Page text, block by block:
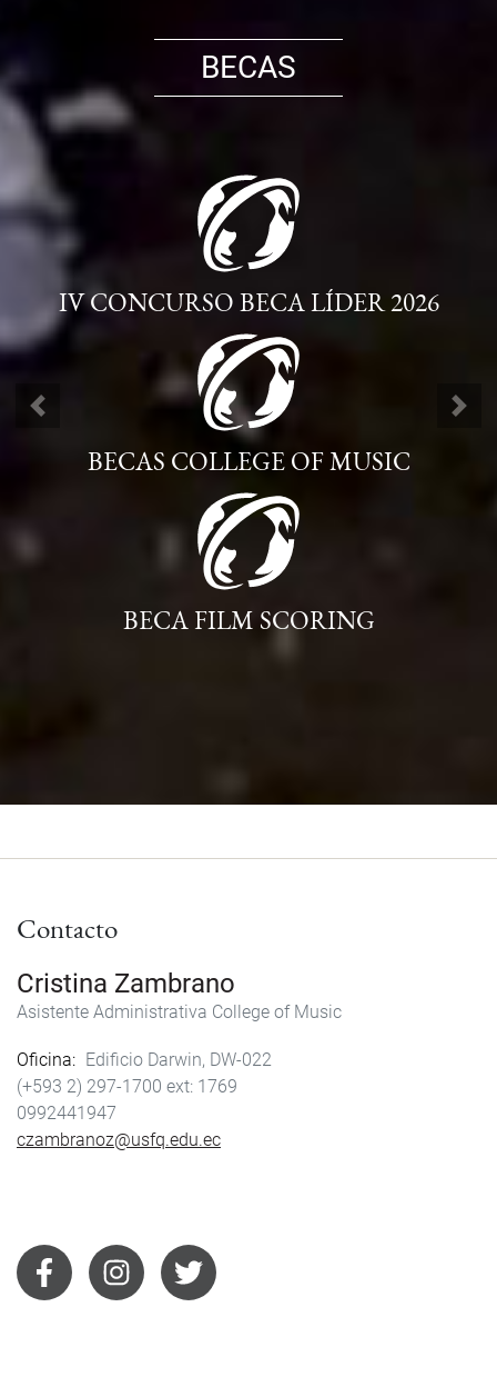
BECAS
IV CONCURSO BECA LÍDER 2026
BECAS COLLEGE OF MUSIC
BECA FILM SCORING
ANTERIOR
Contacto
Cristina Zambrano
Asistente Administrativa College of Music
Oficina
Edificio Darwin, DW-022
(+593 2) 297-1700
1769
0992441947
czambranoz@usfq.edu.ec